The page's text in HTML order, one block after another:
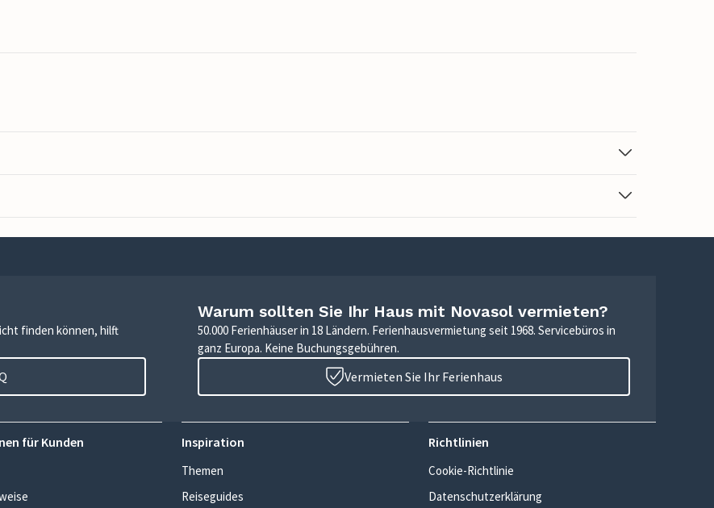
finden können, hilft
Warum sollten Sie Ihr Haus mit Novasol vermieten?
50.000 Ferienhäuser in 18 Ländern. Ferienhausvermietung seit 1968. Servicebüros in
ganz Europa. Keine Buchungsgebühren.
Vermieten Sie Ihr Ferienhaus
für Kunden Inspiration
Themen
Reiseguides
Richtlinien
Cookie-Richtlinie
Datenschutzerklärung